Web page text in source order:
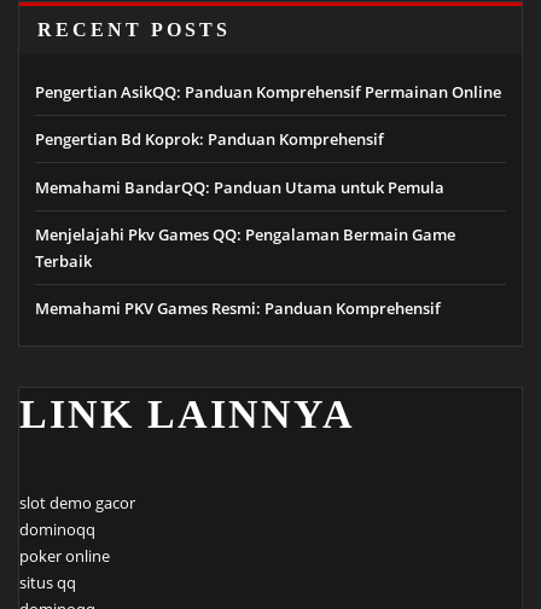
RECENT POSTS
Pengertian AsikQQ: Panduan Komprehensif Permainan Online
Pengertian Bd Koprok: Panduan Komprehensif
Memahami BandarQQ: Panduan Utama untuk Pemula
Menjelajahi Pkv Games QQ: Pengalaman Bermain Game
Terbaik
Memahami PKV Games Resmi: Panduan Komprehensif
LINK LAINNYA
slot demo gacor
dominoqq
poker online
situs qq